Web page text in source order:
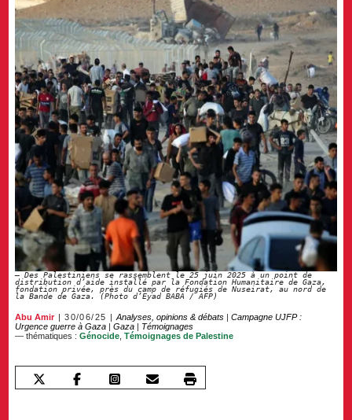
Des Palestiniens se rassemblent le 25 juin 2025 à un point de
distribution d’aide installé par la Fondation Humanitaire de Gaza,
fondation privée, près du camp de réfugiés de Nuseirat, au nord de
la Bande de Gaza. (Photo d’Eyad BABA / AFP)
Abu Amir 30/06/25 Analyses, opinions & débats |Campagne UJFP :
Urgence guerre à Gaza |Gaza | Témoignages
— thématiques :Génocide ,Témoignages de Palestine